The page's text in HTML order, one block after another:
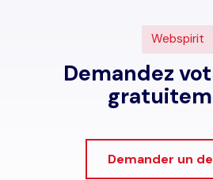
Webspirit
Demandez
Demander un